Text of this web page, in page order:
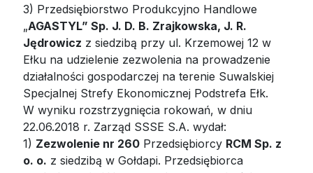
3) Przedsiębiorstwo Produkcyjno Handlowe
„AGASTYL” Sp. J. D. B. Zrajkowska, J. R.
Jędrowicz z siedzibą przy ul. Krzemowej 12 w
Ełku na udzielenie zezwolenia na prowadzenie
działalności gospodarczej na terenie Suwalskiej
Specjalnej Strefy Ekonomicznej Podstrefa Ełk.
W wyniku rozstrzygnięcia rokowań, w dniu
22.06.2018 r. Zarząd SSSE S.A. wydał:
1) Zezwolenie nr 260 Przedsiębiorcy RCM Sp. z
o. o. z siedzibą w Gołdapi. Przedsiębiorca